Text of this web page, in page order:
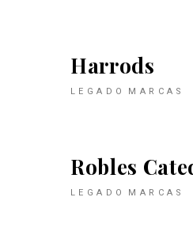
Harrods
LEGADO MARCAS
Robles
LEGADO MARCAS